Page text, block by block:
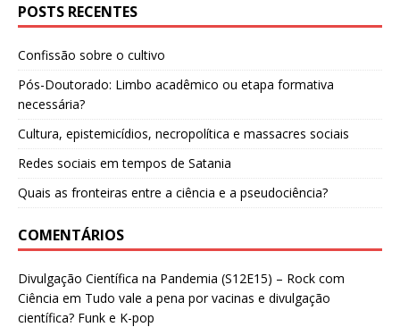
POSTS RECENTES
Confissão sobre o cultivo
Pós-Doutorado: Limbo acadêmico ou etapa formativa
necessária?
Cultura, epistemicídios, necropolítica e massacres sociais
Redes sociais em tempos de Satania
Quais as fronteiras entre a ciência e a pseudociência?
COMENTÁRIOS
Divulgação Científica na Pandemia (S12E15) – Rock com
Ciência em Tudo vale a pena por vacinas e divulgação
científica? Funk e K-pop